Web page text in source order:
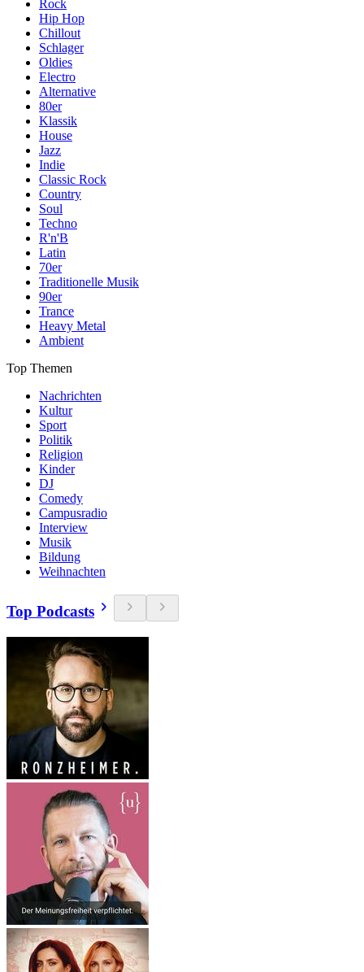
Rock
Hip Hop
Chillout
Schlager
Oldies
Electro
Alternative
80er
Klassik
House
Jazz
Indie
Classic Rock
Country
Soul
Techno
R'n'B
Latin
70er
Traditionelle Musik
90er
Trance
Heavy Metal
Ambient
Top Themen
Nachrichten
Kultur
Sport
Politik
Religion
Kinder
DJ
Comedy
Campusradio
Interview
Musik
Bildung
Weihnachten
Top Podcasts